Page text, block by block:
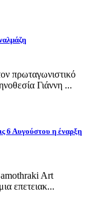
πρωταγωνιστικό
Γιάννη ...
6 Αυγούστου η έναρξη
Art
επετειακ...